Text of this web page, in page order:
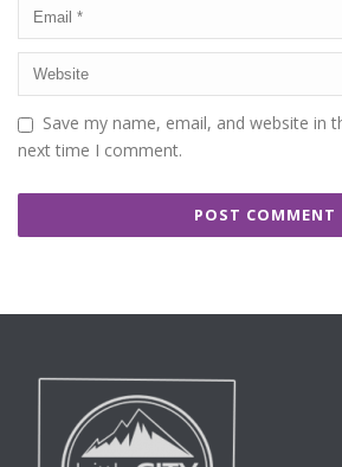
Save my name, email, and website in
next time I comment.